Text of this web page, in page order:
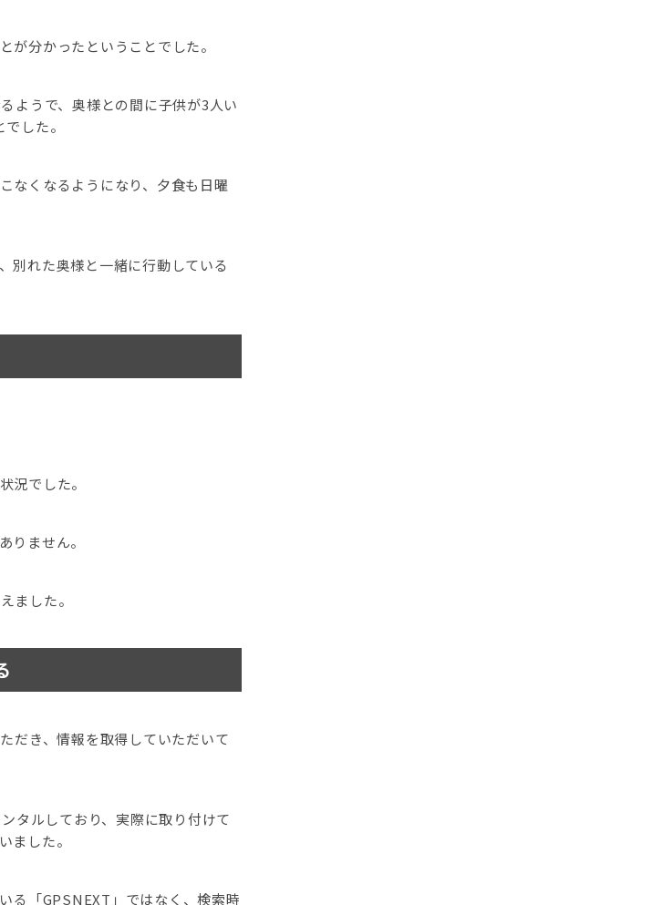
分かったということでした。
ようで、奥様との間に子供が3人い
した。
なくなるようになり、夕食も日曜
別れた奥様と一緒に行動している
況でした。
りません。
ました。
だき、情報を取得していただいて
タルしており、実際に取り付けて
ました。
る「GPSNEXT」ではなく、検索時